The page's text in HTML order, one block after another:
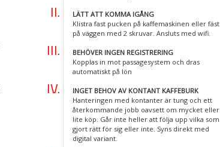
LÄTT ATT KOMMA IGÅNG
Klistra fast pucken på kaffemaskinen eller fäst
på väggen med 2 skruvar. Ansluts med wifi.
BEHÖVER INGEN REGISTRERING
Kopplas in mot passagesystem och dras
automatiskt på lön
INGET BEHOV AV KONTANT KAFFEBURK
Hanteringen med kontanter är tung och ett
återkommande jobb oavsett om mycket eller
lite köp. Går inte heller att följa upp vilka som
gjort rätt för sig eller inte. Syns direkt med
digital variant.